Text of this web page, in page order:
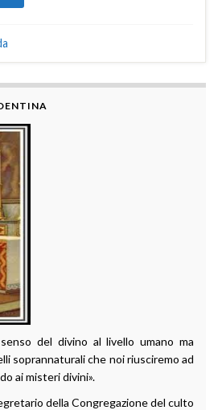
del divino al livello umano ma
soprannaturali che noi riusciremo ad
ai misteri divini».
della Congregazione del culto